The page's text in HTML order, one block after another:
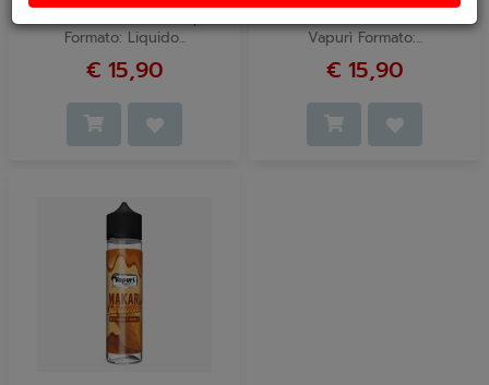
Formato: Liquido...
€ 15,90
Vapurì Formato:...
€ 15,90